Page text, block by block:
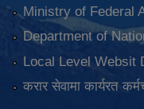
Ministry of Federal
Department of
Local Level Websit
करार सेवामा कार्यरत